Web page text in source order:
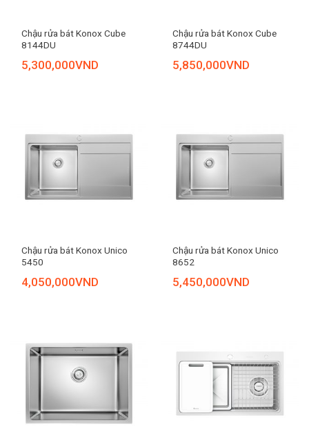
Chậu rửa bát Konox Cube
8144DU
5,300,000VND
Chậu rửa bát Konox Cube
8744DU
5,850,000VND
Chậu rửa bát Konox Unico
5450
4,050,000VND
Chậu rửa bát Konox Unico
8652
5,450,000VND